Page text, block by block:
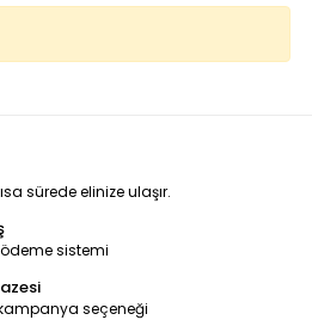
sürede elinize ulaşır.
sistemi
seçeneği